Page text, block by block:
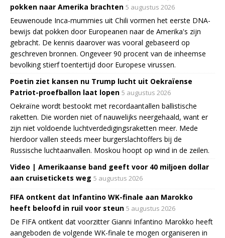
pokken naar Amerika brachten 5 augustus 2026
Eeuwenoude Inca-mummies uit Chili vormen het eerste DNA-
bewijs dat pokken door Europeanen naar de Amerika's zijn
gebracht. De kennis daarover was vooral gebaseerd op
geschreven bronnen. Ongeveer 90 procent van de inheemse
bevolking stierf toentertijd door Europese virussen.
Poetin ziet kansen nu Trump lucht uit Oekraïense
Patriot-proefballon laat lopen 5 augustus 2026
Oekraïne wordt bestookt met recordaantallen ballistische
raketten. Die worden niet of nauwelijks neergehaald, want er
zijn niet voldoende luchtverdedigingsraketten meer. Mede
hierdoor vallen steeds meer burgerslachtoffers bij de
Russische luchtaanvallen. Moskou hoopt op wind in de zeilen.
Video | Amerikaanse band geeft voor 40 miljoen dollar
aan cruisetickets weg 5 augustus 2026
FIFA ontkent dat Infantino WK-finale aan Marokko
heeft beloofd in ruil voor steun 5 augustus 2026
De FIFA ontkent dat voorzitter Gianni Infantino Marokko heeft
aangeboden de volgende WK-finale te mogen organiseren in